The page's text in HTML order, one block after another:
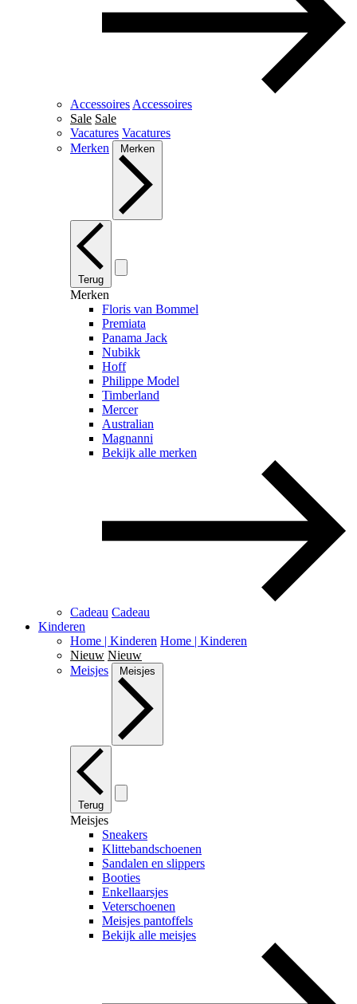
Accessoires Accessoires
Sale Sale
Vacatures Vacatures
Merken
Merken
Terug
Merken
Floris van Bommel
Premiata
Panama Jack
Nubikk
Hoff
Philippe Model
Timberland
Mercer
Australian
Magnanni
Bekijk alle merken
Cadeau Cadeau
Kinderen
Home | Kinderen Home | Kinderen
Nieuw Nieuw
Meisjes
Meisjes
Terug
Meisjes
Sneakers
Klittebandschoenen
Sandalen en slippers
Booties
Enkellaarsjes
Veterschoenen
Meisjes pantoffels
Bekijk alle meisjes